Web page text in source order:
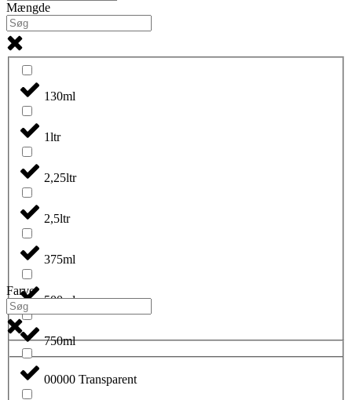
Mængde
130ml
1ltr
2,25ltr
2,5ltr
375ml
500ml
750ml
Farve
00000 Transparent